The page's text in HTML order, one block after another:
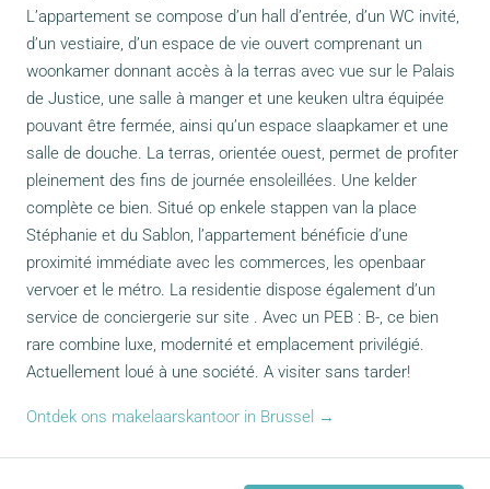
L’appartement se compose d’un hall d’entrée, d’un WC invité,
d’un vestiaire, d’un espace de vie ouvert comprenant un
woonkamer donnant accès à la terras avec vue sur le Palais
de Justice, une salle à manger et une keuken ultra équipée
pouvant être fermée, ainsi qu’un espace slaapkamer et une
salle de douche. La terras, orientée ouest, permet de profiter
pleinement des fins de journée ensoleillées. Une kelder
complète ce bien. Situé op enkele stappen van la place
Stéphanie et du Sablon, l’appartement bénéficie d’une
proximité immédiate avec les commerces, les openbaar
vervoer et le métro. La residentie dispose également d’un
service de conciergerie sur site . Avec un PEB : B-, ce bien
rare combine luxe, modernité et emplacement privilégié.
Actuellement loué à une société. A visiter sans tarder!
Ontdek ons makelaarskantoor in Brussel →